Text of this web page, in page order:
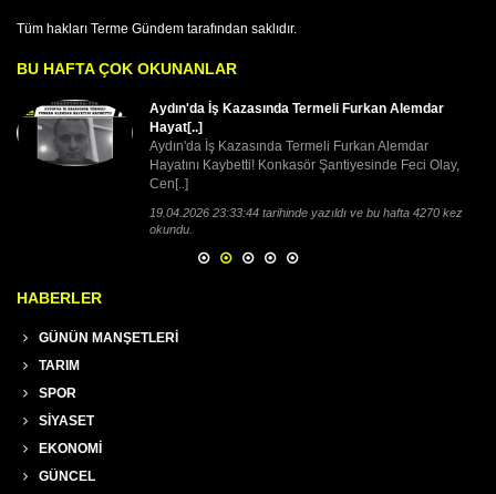
Tüm hakları Terme Gündem tarafından saklıdır.
BU HAFTA ÇOK OKUNANLAR
Aydın'da İş Kazasında Termeli Furkan Alemdar
Hayat[..]
Aydın'da İş Kazasında Termeli Furkan Alemdar
Hayatını Kaybetti! Konkasör Şantiyesinde Feci Olay,
Cen[..]
19.04.2026 23:33:44 tarihinde yazıldı ve bu hafta 4270 kez
okundu.
HABERLER
GÜNÜN MANŞETLERİ
TARIM
SPOR
SİYASET
EKONOMİ
GÜNCEL